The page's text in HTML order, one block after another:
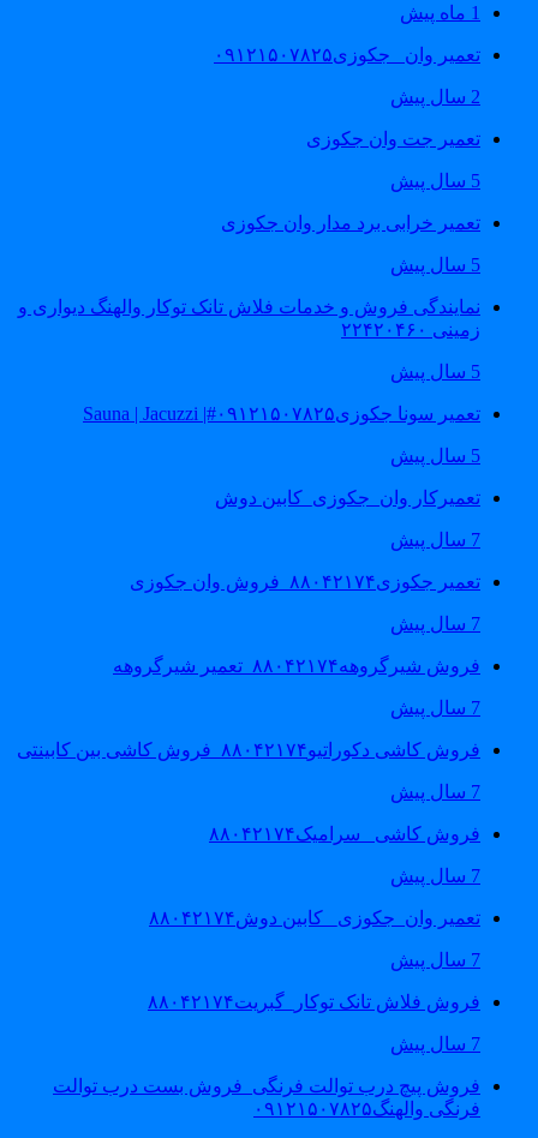
1 ماه پیش
تعمیر وان _جکوزی۰۹۱۲۱۵۰۷۸۲۵
تعمیر جت وان جکوزی
تعمیر خرابی برد مدار وان جکوزی
نمایندگی فروش و خدمات فلاش تانک توکار والهنگ دیواری و
زمینی ۲۲۴۲۰۴۶۰
تعمیر سونا جکوزی۰۹۱۲۱۵۰۷۸۲۵#| Sauna | Jacuzzi
تعمیرکار وان_جکوزی_کابین دوش
تعمیر جکوزی۸۸۰۴۲۱۷۴_فروش وان جکوزی
فروش شیرگروهه۸۸۰۴۲۱۷۴_تعمیر شیرگروهه
فروش کاشی دکوراتیو۸۸۰۴۲۱۷۴_فروش کاشی بین کابینتی
فروش کاشی _سرامیک۸۸۰۴۲۱۷۴
تعمیر وان_جکوزی_ کابین دوش۸۸۰۴۲۱۷۴
فروش فلاش تانک توکار_گبریت۸۸۰۴۲۱۷۴
فروش پیچ درب توالت فرنگی_فروش بست درب توالت
فرنگی والهنگ۰۹۱۲۱۵۰۷۸۲۵